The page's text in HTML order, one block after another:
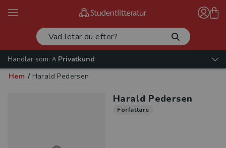
Handlar som:
Privatkund
Hem / Harald Pedersen
Harald Pedersen
Författare